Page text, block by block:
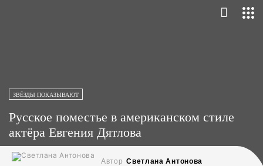
ЗВЁЗДЫ ПОКАЗЫВАЮТ
Русское поместье в американском стиле
актёра Евгения Дятлова
Автор Светлана Антонова